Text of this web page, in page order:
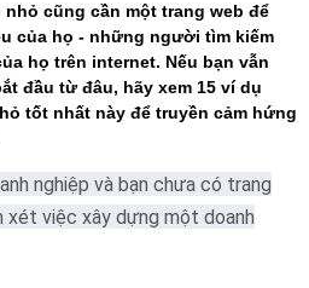
cũng cần một trang web để
của họ - những người tìm kiếm
họ trên internet. Nếu bạn vẫn
đầu từ đâu, hãy xem 15 ví dụ
tốt nhất này để truyền cảm hứng
nghiệp và bạn chưa có trang
xét việc xây dựng một doanh